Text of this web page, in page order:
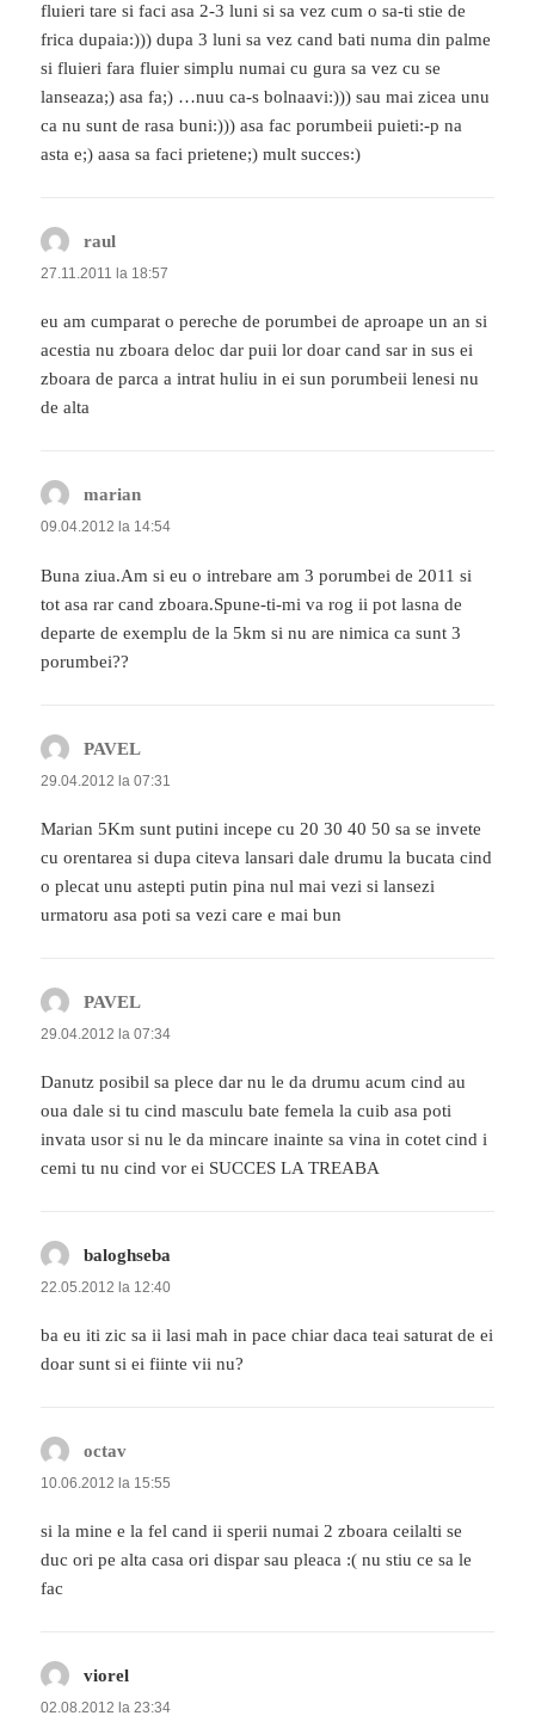
fluieri tare si faci asa 2-3 luni si sa vez cum o sa-ti stie de
frica dupaia:))) dupa 3 luni sa vez cand bati numa din palme
si fluieri fara fluier simplu numai cu gura sa vez cu se
lanseaza;) asa fa;) …nuu ca-s bolnaavi:))) sau mai zicea unu
ca nu sunt de rasa buni:))) asa fac porumbeii puieti:-p na
asta e;) aasa sa faci prietene;) mult succes:)
raul
27.11.2011 la 18:57
eu am cumparat o pereche de porumbei de aproape un an si
acestia nu zboara deloc dar puii lor doar cand sar in sus ei
zboara de parca a intrat huliu in ei sun porumbeii lenesi nu
de alta
marian
09.04.2012 la 14:54
Buna ziua.Am si eu o intrebare am 3 porumbei de 2011 si
tot asa rar cand zboara.Spune-ti-mi va rog ii pot lasna de
departe de exemplu de la 5km si nu are nimica ca sunt 3
porumbei??
PAVEL
29.04.2012 la 07:31
Marian 5Km sunt putini incepe cu 20 30 40 50 sa se invete
cu orentarea si dupa citeva lansari dale drumu la bucata cind
o plecat unu astepti putin pina nul mai vezi si lansezi
urmatoru asa poti sa vezi care e mai bun
PAVEL
29.04.2012 la 07:34
Danutz posibil sa plece dar nu le da drumu acum cind au
oua dale si tu cind masculu bate femela la cuib asa poti
invata usor si nu le da mincare inainte sa vina in cotet cind i
cemi tu nu cind vor ei SUCCES LA TREABA
baloghseba
22.05.2012 la 12:40
ba eu iti zic sa ii lasi mah in pace chiar daca teai saturat de ei
doar sunt si ei fiinte vii nu?
octav
10.06.2012 la 15:55
si la mine e la fel cand ii sperii numai 2 zboara ceilalti se
duc ori pe alta casa ori dispar sau pleaca :( nu stiu ce sa le
fac
viorel
02.08.2012 la 23:34